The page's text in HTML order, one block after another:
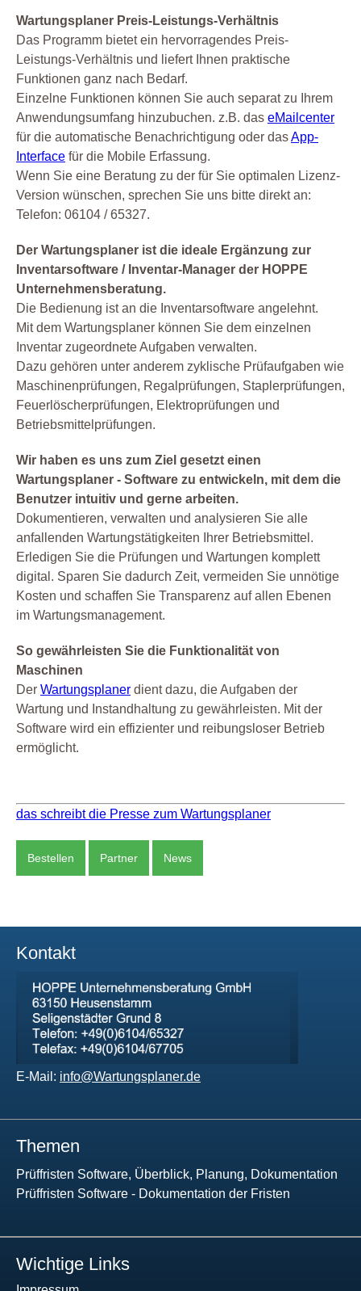
Wartungsplaner Preis-Leistungs-Verhältnis
Das Programm bietet ein hervorragendes Preis-
Leistungs-Verhältnis und liefert Ihnen praktische
Funktionen ganz nach Bedarf.
Einzelne Funktionen können Sie auch separat zu Ihrem
Anwendungsumfang hinzubuchen. z.B. das eMailcenter
für die automatische Benachrichtigung oder dasApp-
Interface für die Mobile Erfassung.
Wenn Sie eine Beratung zu der für Sie optimalen Lizenz-
Version wünschen, sprechen Sie uns bitte direkt an:
Telefon: 06104 / 65327.
Der Wartungsplaner ist die ideale Ergänzung zur
Inventarsoftware / Inventar-Manager der HOPPE
Unternehmensberatung.
Die Bedienung ist an die Inventarsoftware angelehnt.
Mit dem Wartungsplaner können Sie dem einzelnen
Inventar zugeordnete Aufgaben verwalten.
Dazu gehören unter anderem zyklische Prüfaufgaben wie
Maschinenprüfungen, Regalprüfungen, Staplerprüfungen,
Feuerlöscherprüfungen, Elektroprüfungen und
Betriebsmittelprüfungen.
Wir haben es uns zum Ziel gesetzt einen
Wartungsplaner - Software zu entwickeln, mit dem die
Benutzer intuitiv und gerne arbeiten.
Dokumentieren, verwalten und analysieren Sie alle
anfallenden Wartungstätigkeiten Ihrer Betriebsmittel.
Erledigen Sie die Prüfungen und Wartungen komplett
digital. Sparen Sie dadurch Zeit, vermeiden Sie unnötige
Kosten und schaffen Sie Transparenz auf allen Ebenen
im Wartungsmanagement.
So gewährleisten Sie die Funktionalität von
Maschinen
Der Wartungsplaner dient dazu, die Aufgaben der
Wartung und Instandhaltung zu gewährleisten. Mit der
Software wird ein effizienter und reibungsloser Betrieb
ermöglicht.
das schreibt die Presse zum Wartungsplaner
Bestellen Partner News
Kontakt
E-Mail: info@Wartungsplaner.de
Themen
Prüffristen Software, Überblick, Planung, Dokumentation
Prüffristen Software - Dokumentation der Fristen
Wichtige Links